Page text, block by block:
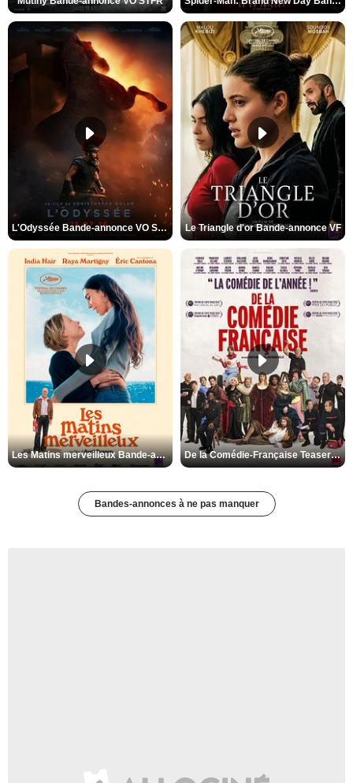
L'Odyssée Bande-annonce VO STFR Le Triangle d'or Bande-annonce VF
Les Matins merveilleux Bande-annonce VF De la Comédie-Française Teaser VF
Bandes-annonces à ne pas manquer